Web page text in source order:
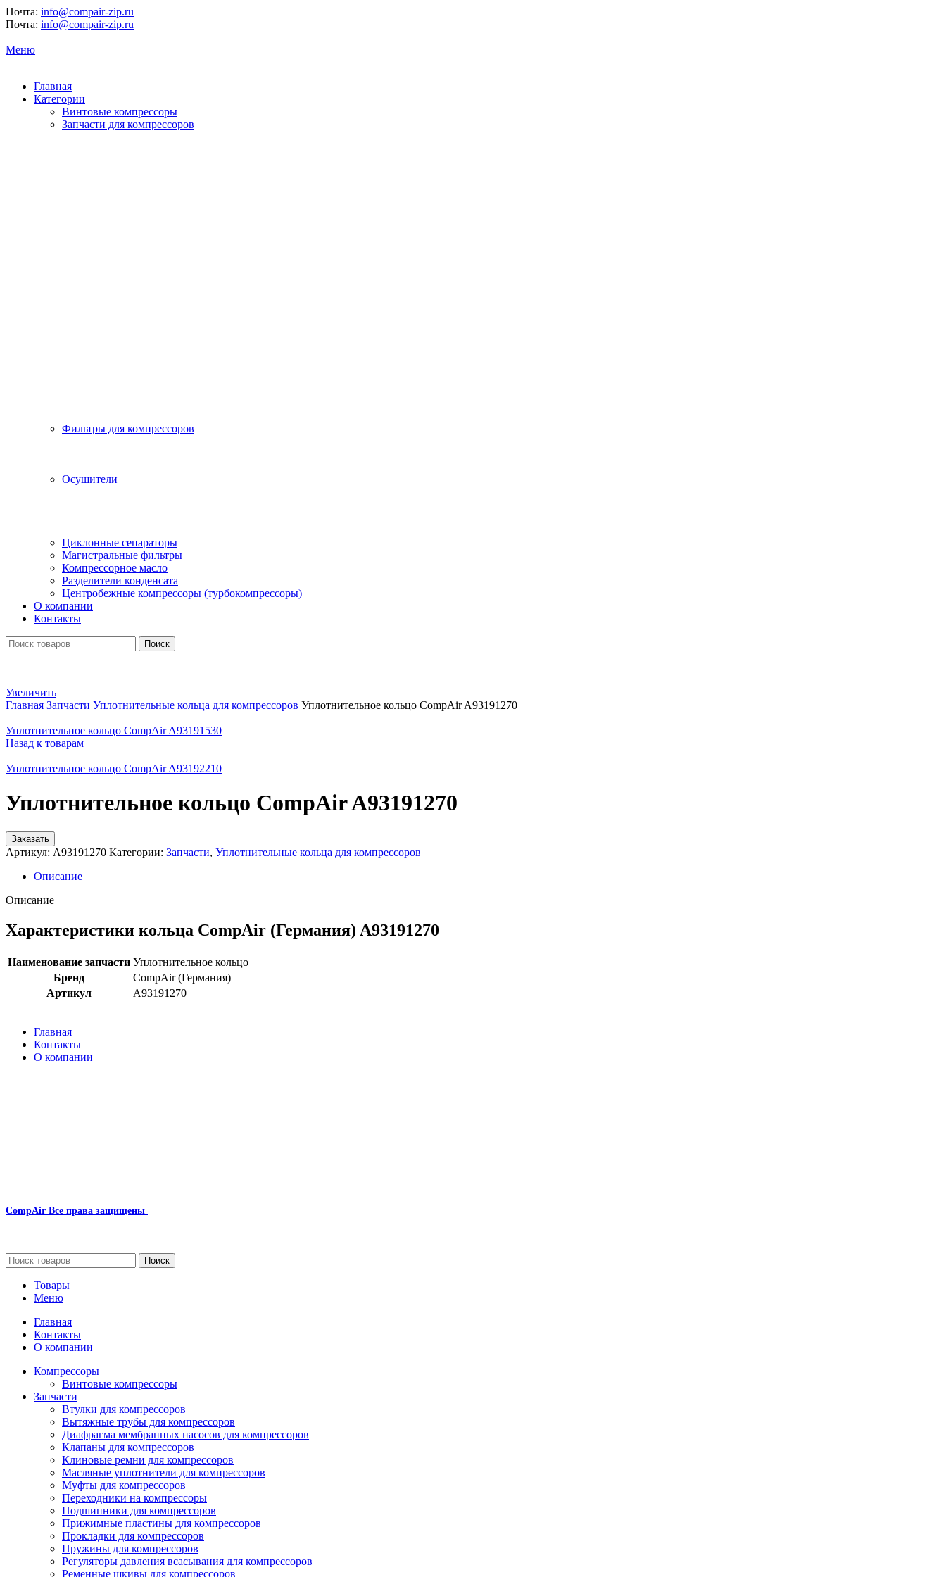
Почта: info@compair-zip.ru
Почта: info@compair-zip.ru
Меню
Главная
Категории
Винтовые компрессоры
Запчасти для компрессоров
Фильтры для компрессоров
Осушители
Циклонные сепараторы
Магистральные фильтры
Компрессорное масло
Разделители конденсата
Центробежные компрессоры (турбокомпрессоры)
О компании
Контакты
Поиск
Увеличить
Главная Запчасти Уплотнительные кольца для компрессоров Уплотнительное кольцо CompAir A93191270
Уплотнительное кольцо CompAir A93191530
Назад к товарам
Уплотнительное кольцо CompAir A93192210
Уплотнительное кольцо CompAir A93191270
Заказать
Артикул: A93191270 Категории: Запчасти, Уплотнительные кольца для компрессоров
Описание
Описание
Характеристики кольца CompAir (Германия) A93191270
Наименование запчасти Уплотнительное кольцо
Бренд
CompAir (Германия)
Артикул
A93191270
Главная
Контакты
О компании
CompAir Все права защищены
Поиск
Товары
Меню
Главная
Контакты
О компании
Компрессоры
Винтовые компрессоры
Запчасти
Втулки для компрессоров
Вытяжные трубы для компрессоров
Диафрагма мембранных насосов для компрессоров
Клапаны для компрессоров
Клиновые ремни для компрессоров
Масляные уплотнители для компрессоров
Муфты для компрессоров
Переходники на компрессоры
Подшипники для компрессоров
Прижимные пластины для компрессоров
Прокладки для компрессоров
Пружины для компрессоров
Регуляторы давления всасывания для компрессоров
Ременные шкивы для компрессоров